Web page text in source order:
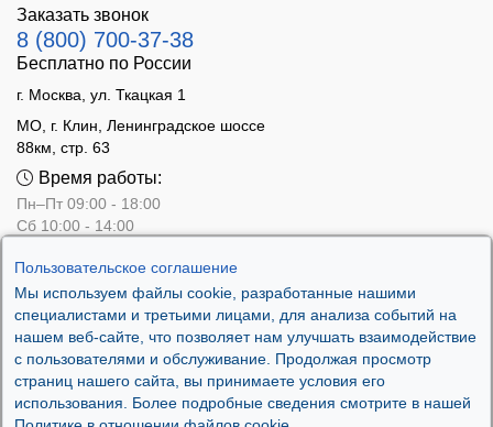
Пользовательское соглашение
Мы используем файлы cookie, разработанные нашими
специалистами и третьими лицами, для анализа событий на
нашем веб-сайте, что позволяет нам улучшать взаимодействие
с пользователями и обслуживание. Продолжая просмотр
страниц нашего сайта, вы принимаете условия его
использования. Более подробные сведения смотрите в нашей
Заказать звонок
8 (800) 700-37-38
Бесплатно по России
г. Москва, ул. Ткацкая 1
МО, г. Клин, Ленинградское шоссе
88км, стр. 63
Время работы:
Пн–Пт 09:00 - 18:00
Сб 10:00 - 14:00